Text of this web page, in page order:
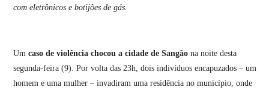
com eletrônicos e botijões de gás.
Um caso de violência chocou a cidade de Sangão na noite desta
segunda-feira (9). Por volta das 23h, dois indivíduos encapuzados – um
homem e uma mulher – invadiram uma residência no município, onde